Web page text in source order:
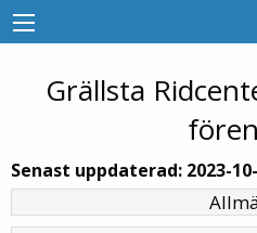
Grällsta
Senast uppdaterad: 2023-